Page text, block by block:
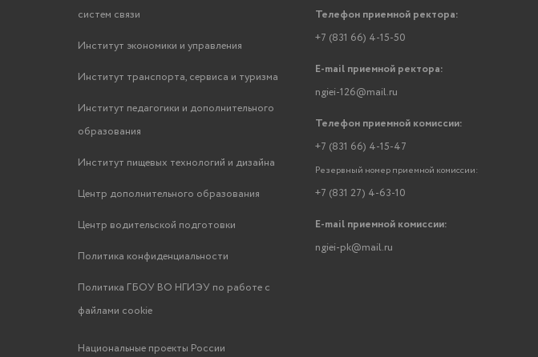
систем связи
Институт экономики и управления
Институт транспорта, сервиса и туризма
Институт педагогики и дополнительного
образования
Институт пищевых технологий и дизайна
Центр дополнительного образования
Центр водительской подготовки
Политика конфиденциальности
Политика ГБОУ ВО НГИЭУ по работе с
файлами cookie
Национальные проекты России
Телефон приемной ректора:
+7 (831 66) 4-15-50
E-mail приемной ректора:
ngiei-126@mail.ru
Телефон приемной комиссии:
+7 (831 66) 4-15-47
Резервный номер приемной комиссии:
+7 (831 27) 4-63-10
E-mail приемной комиссии:
ngiei-pk@mail.ru